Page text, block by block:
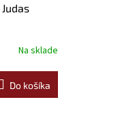
Na sklade
Do košíka